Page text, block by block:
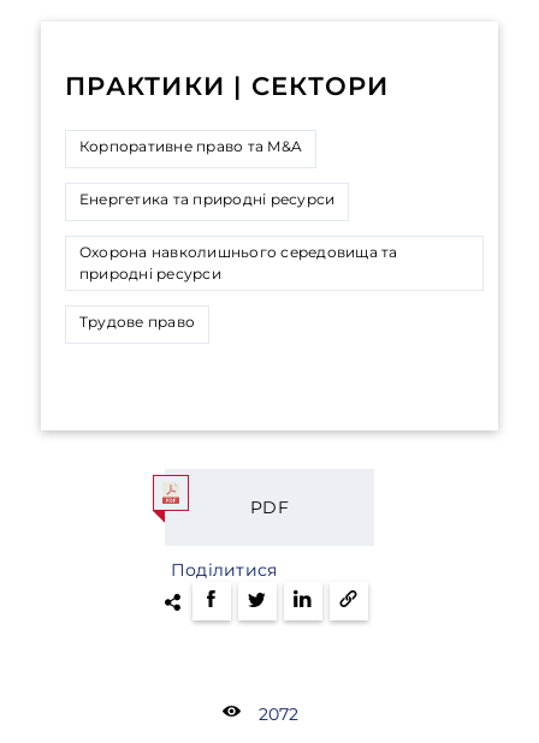
ПРАКТИКИ | СЕКТОРИ
Корпоративне право та M&A
Енергетика та природні ресурси
Охорона навколишнього середовища та
природні ресурси
Трудове право
PDF
Поділитися
2072